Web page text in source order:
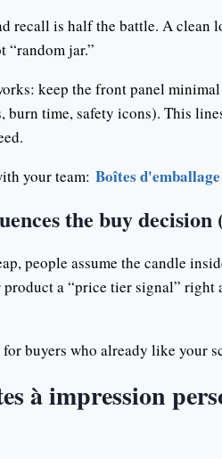
recall is half the battle. A clean
“random jar.”
keep the front panel
burn time, safety icons). This
your team: Boîtes
the buy
people assume the candle
product a “price tier signal”
buyers who already like your
à impression